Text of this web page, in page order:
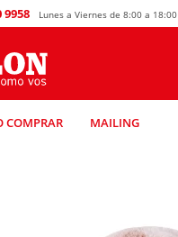
COMPRAR MAILING
Lunes a Viernes de 8:00 a 18:00